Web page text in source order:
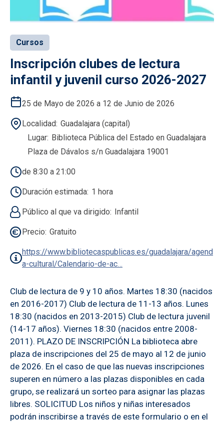
Cursos
Inscripción clubes de lectura
infantil y juvenil curso 2026-2027
25 de Mayo de 2026 a 12 de Junio de 2026
Localidad Guadalajara (capital)
Lugar Biblioteca Pública del Estado en Guadalajara
Plaza de Dávalos s/n Guadalajara 19001
de 8:30 a 21:00
Duración estimada 1 hora
Público al que va dirigido Infantil
Precio Gratuito
https://www.bibliotecaspublicas.es/guadalajara/agend
a-cultural/Calendario-de-ac…
Club de lectura de 9 y 10 años. Martes 18:30 (nacidos
en 2016-2017) Club de lectura de 11-13 años. Lunes
18:30 (nacidos en 2013-2015) Club de lectura juvenil
(14-17 años). Viernes 18:30 (nacidos entre 2008-
2011). PLAZO DE INSCRIPCIÓN La biblioteca abre
plaza de inscripciones del 25 de mayo al 12 de junio
de 2026. En el caso de que las nuevas inscripciones
superen en número a las plazas disponibles en cada
grupo, se realizará un sorteo para asignar las plazas
libres. SOLICITUD Los niños y niñas interesados
podrán inscribirse a través de este formulario o en el